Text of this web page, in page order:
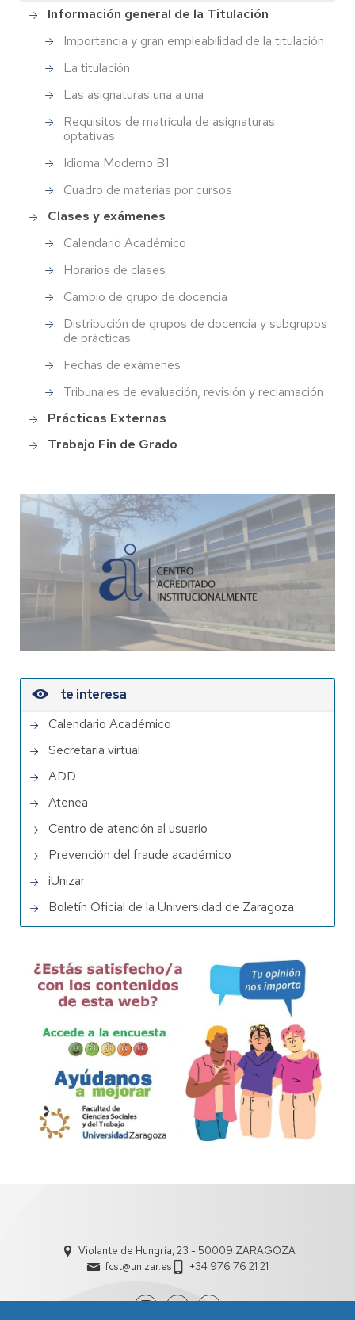
Información general de la Titulación
Importancia y gran empleabilidad de la titulación
La titulación
Las asignaturas una a una
Requisitos de matrícula de asignaturas
optativas
Idioma Moderno B1
Cuadro de materias por cursos
Clases y exámenes
Calendario Académico
Horarios de clases
Cambio de grupo de docencia
Distribución de grupos de docencia y subgrupos
de prácticas
Fechas de exámenes
Tribunales de evaluación, revisión y reclamación
Prácticas Externas
Trabajo Fin de Grado
te interesa
Calendario Académico
Secretaría virtual
ADD
Atenea
Centro de atención al usuario
Prevención del fraude académico
iUnizar
Boletín Oficial de la Universidad de Zaragoza
Violante de Hungría, 23 - 50009 ZARAGOZA
fcst@unizar.es
+34 976 76 21 21